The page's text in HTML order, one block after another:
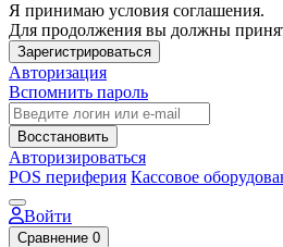
Я принимаю условия соглашения.
Для продолжения вы должны
Зарегистрироваться
Авторизация
Вспомнить пароль
Восстановить
Авторизироваться
POS периферия Кассовое
Войти
Сравнение 0